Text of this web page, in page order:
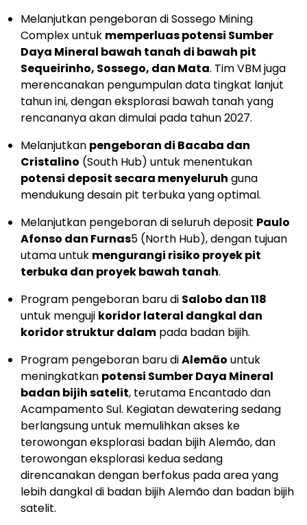
Melanjutkan pengeboran di Sossego Mining
Complex untuk memperluas potensi Sumber
Daya Mineral bawah tanah di bawah pit
Sequeirinho, Sossego, dan Mata. Tim VBM juga
merencanakan pengumpulan data tingkat lanjut
tahun ini, dengan eksplorasi bawah tanah yang
rencananya akan dimulai pada tahun 2027.
Melanjutkan pengeboran di Bacaba dan
Cristalino (South Hub) untuk menentukan
potensi deposit secara menyeluruh guna
mendukung desain pit terbuka yang optimal.
Melanjutkan pengeboran di seluruh deposit Paulo
Afonso dan Furnas5 (North Hub), dengan tujuan
utama untuk mengurangi risiko proyek pit
terbuka dan proyek bawah tanah.
Program pengeboran baru di Salobo dan 118
untuk menguji koridor lateral dangkal dan
koridor struktur dalam pada badan bijih.
Program pengeboran baru diAlemão untuk
meningkatkan potensi Sumber Daya Mineral
badan bijih satelit, terutama Encantado dan
Acampamento Sul. Kegiatan dewatering sedang
berlangsung untuk memulihkan akses ke
terowongan eksplorasi badan bijih Alemão, dan
terowongan eksplorasi kedua sedang
direncanakan dengan berfokus pada area yang
lebih dangkal di badan bijih Alemão dan badan bijih
satelit.